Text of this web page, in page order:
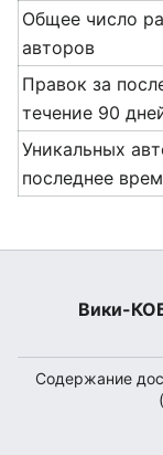
Общее число
авторов
Правок за
течение 90
Уникальных
последнее
Вики-
Содержание